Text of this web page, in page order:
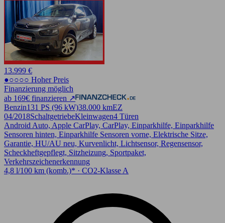
13.999 €
●○○○○ Hoher Preis
Finanzierung möglich
ab 169€ finanzieren ↗
Benzin131 PS (96 kW)38.000 kmEZ
04/2018SchaltgetriebeKleinwagen4 Türen
Android Auto, Apple CarPlay, CarPlay, Einparkhilfe, Einparkhilfe
Sensoren hinten, Einparkhilfe Sensoren vorne, Elektrische Sitze,
Garantie, HU/AU neu, Kurvenlicht, Lichtsensor, Regensensor,
Scheckheftgepflegt, Sitzheizung, Sportpaket,
Verkehrszeichenerkennung
4,8 l/100 km (komb.)* · CO2-Klasse A